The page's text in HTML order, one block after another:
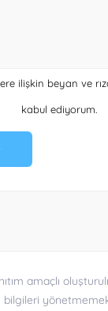
ilişkin beyan ve
kabul ediyorum.
amaçlı
bilgileri